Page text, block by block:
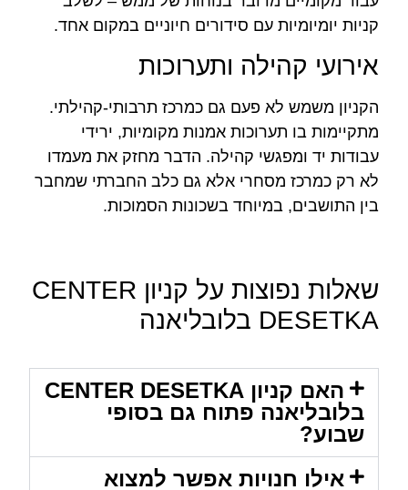
קניות יומיומיות עם סידורים חיוניים במקום אחד.
אירועי קהילה ותערוכות
הקניון משמש לא פעם גם כמרכז תרבותי-קהילתי.
מתקיימות בו תערוכות אמנות מקומיות, ירידי
עבודות יד ומפגשי קהילה. הדבר מחזק את מעמדו
לא רק כמרכז מסחרי אלא גם כלב החברתי שמחבר
בין התושבים, במיוחד בשכונות הסמוכות.
שאלות נפוצות על קניון CENTER
DESETKA בלובליאנה
האם קניון CENTER DESETKA
בלובליאנה פתוח גם בסופי
שבוע?
אילו חנויות אפשר למצוא